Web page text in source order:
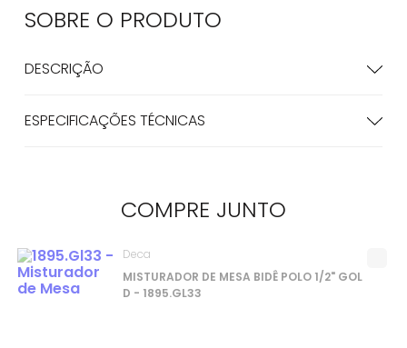
SOBRE O PRODUTO
DESCRIÇÃO
ESPECIFICAÇÕES TÉCNICAS
COMPRE JUNTO
MISTURADOR DE MESA BIDÊ POLO 1/2" GOL
D - 1895.GL33
Deca